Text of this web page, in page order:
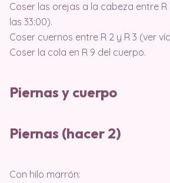
Coser las orejas a la cabeza entre R
las 33:00).
Coser cuernos entre R 2 y R 3 (ver
Coser la cola en R 9 del cuerpo.
Piernas y cuerpo
Piernas (hacer 2)
Con hilo marrón: